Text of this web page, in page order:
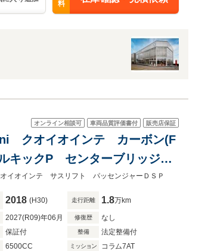
料
オンライン相談可 車両品質評価書付 販売店保証
クオイオインテ カーボン(F
キックP センターブリッジ
ジャーDSP サスペンション
イオインテ サスリフト パッセンジャーＤＳＰ
2018 (H30) 走行距離 1.8万km
2027(R09)年06月 修復歴 なし
保証付 整備 法定整備付
6500CC ミッション コラム7AT